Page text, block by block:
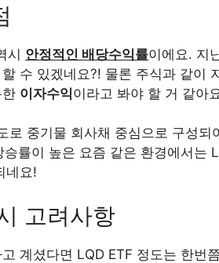
시 안정적인 배당수익률이에요. 지
수 있겠네요?! 물론 주식과 같이
이자수익이라고 봐야 할 거 같아
로 중기물 회사채 중심으로 구성되
승률이 높은 요즘 같은 환경에서는
네요!
고려사항
계셨다면 LQD ETF 정도는 한번